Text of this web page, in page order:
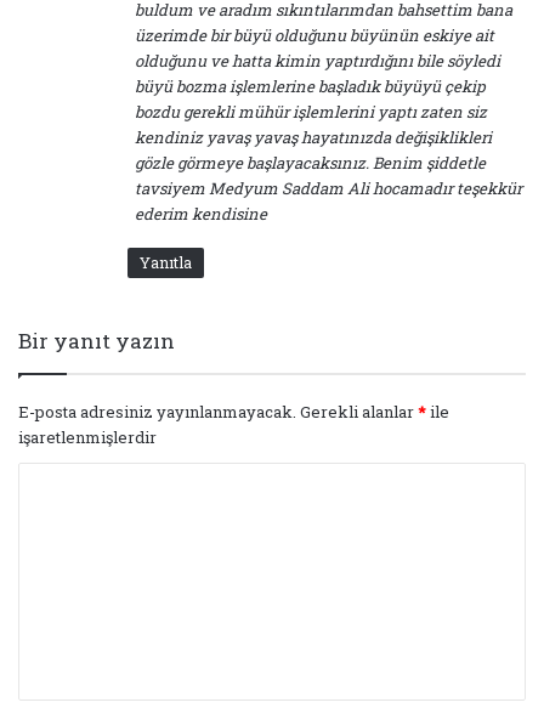
buldum ve aradım sıkıntılarımdan bahsettim bana
üzerimde bir büyü olduğunu büyünün eskiye ait
olduğunu ve hatta kimin yaptırdığını bile söyledi
büyü bozma işlemlerine başladık büyüyü çekip
bozdu gerekli mühür işlemlerini yaptı zaten siz
kendiniz yavaş yavaş hayatınızda değişiklikleri
gözle görmeye başlayacaksınız. Benim şiddetle
tavsiyem Medyum Saddam Ali hocamadır teşekkür
ederim kendisine
Yanıtla
Bir yanıt yazın
E-posta adresiniz yayınlanmayacak. Gerekli alanlar*ile
işaretlenmişlerdir